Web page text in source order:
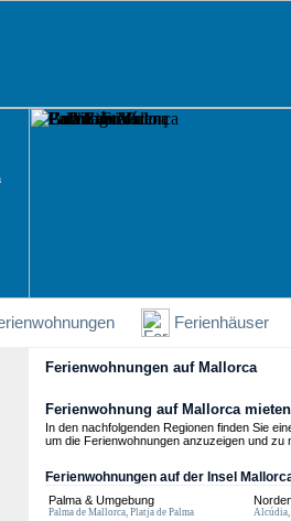
Ferienhäuser
Ferienwohnungen auf Mallorca
Ferienwohnung auf Mallorca mieten
In den nachfolgenden Regionen finden Sie
um die Ferienwohnungen anzuzeigen und zu
Ferienwohnungen auf der Insel
Palma & Umgebung
Palma de Mallorca, Platja de Palma Alcúdia,